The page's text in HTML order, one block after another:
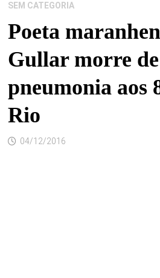
SEM CATEGORIA
Poeta
Gullar morre de
pneumonia aos
Rio
04/12/2016